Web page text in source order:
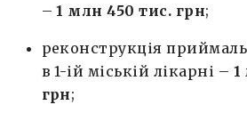
–1 млн 450 тис. грн;
реконструкція
в 1-ій міській лікарні – 1
грн;